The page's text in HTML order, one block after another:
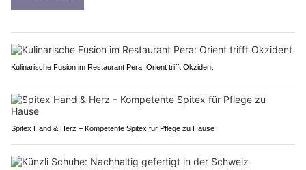
Kulinarische Fusion im Restaurant Pera: Orient trifft Okzident
Spitex Hand & Herz – Kompetente Spitex für Pflege zu Hause